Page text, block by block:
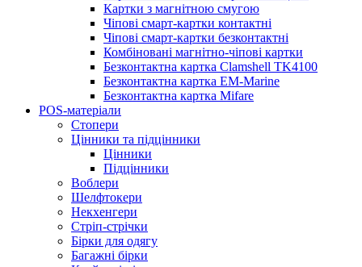
Картки з магнітною смугою
Чіпові смарт-картки контактні
Чіпові смарт-картки безконтактні
Комбіновані магнітно-чіпові картки
Безконтактна картка Clamshell TK4100
Безконтактна картка EM-Marine
Безконтактна картка Mifare
POS-матеріали
Стопери
Цінники та підцінники
Цінники
Підцінники
Воблери
Шелфтокери
Некхенгери
Стріп-стрічки
Бірки для одягу
Багажні бірки